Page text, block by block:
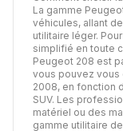
La gamme
véhicules, allant
utilitaire léger.
simplifié en toute
Peugeot 208 est
vous pouvez vous
2008, en fonction
SUV. Les
matériel ou des
gamme utilitaire